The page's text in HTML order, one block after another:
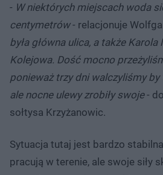
- W niektórych miejscach woda
centymetrów- relacjonuje
była główna ulica, a także
Kolejowa. Dość mocno
ponieważ trzy dni walczyliśmy
ale nocne ulewy zrobiły swoje-
sołtysa Krzyżanowic.
Sytuacja tutaj jest bardzo
pracują w terenie, ale swoje siły